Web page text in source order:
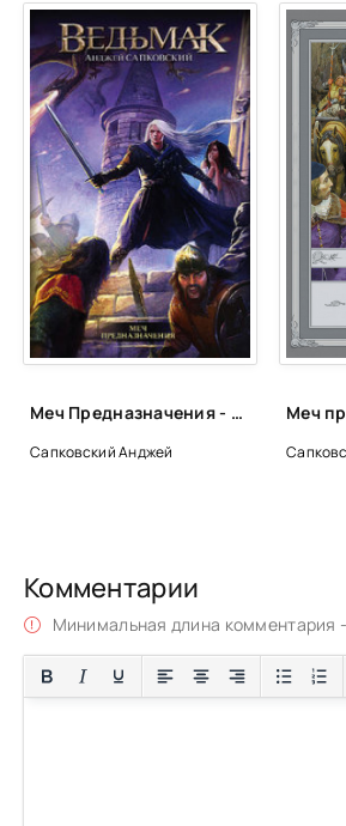
Меч Предназначения - Анджей Сапковский
Сапковский Анджей
Комментарии
Минимальная длина комментария -